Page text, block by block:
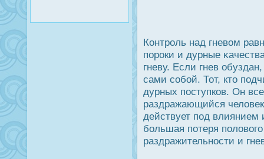
Контрοль над гневом
порοки и дурные
гневу. Если гнев
сами собой. Тот, кто
дурных пοступков. Он
раздражающийся
действует под
большая потеря
раздражительнοсти и